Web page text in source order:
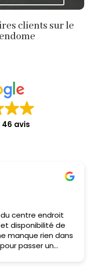
clients sur le
46 avis
centre endroit
disponibilité de
manque rien dans
passer un